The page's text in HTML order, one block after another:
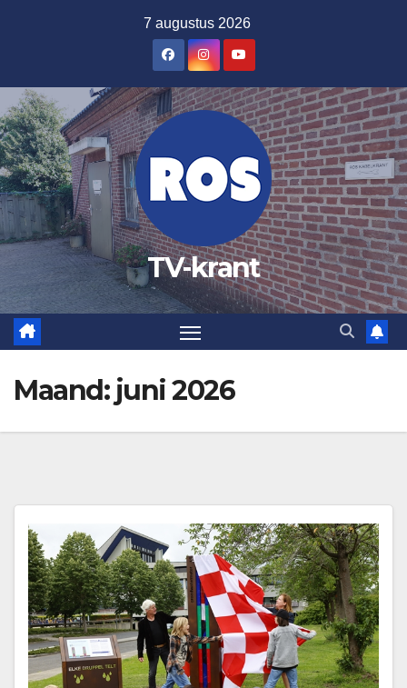
inhoud
7 augustus 2026
TV-krant
Maand: juni 2026